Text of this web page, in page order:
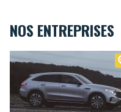
NOS ENTREPRISES
Mercedes Benz - Mannès